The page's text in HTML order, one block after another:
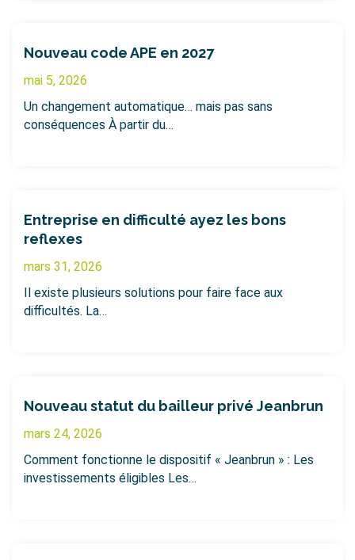
Nouveau code APE en 2027
mai 5, 2026
Un changement automatique… mais pas sans
conséquences À partir du…
Entreprise en difficulté ayez les bons
reflexes
mars 31, 2026
Il existe plusieurs solutions pour faire face aux
difficultés. La…
Nouveau statut du bailleur privé Jeanbrun
mars 24, 2026
Comment fonctionne le dispositif « Jeanbrun » : Les
investissements éligibles Les…